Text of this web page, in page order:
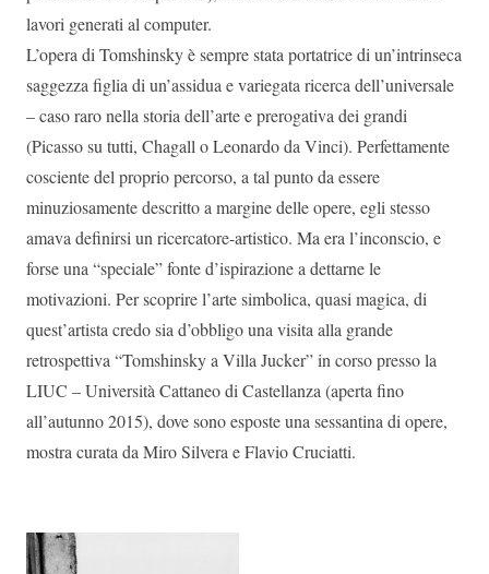
lavori generati al computer.
L’opera di Tomshinsky è sempre stata portatrice di un’intrinseca
saggezza figlia di un’assidua e variegata ricerca dell’universale
– caso raro nella storia dell’arte e prerogativa dei grandi
(Picasso su tutti, Chagall o Leonardo da Vinci). Perfettamente
cosciente del proprio percorso, a tal punto da essere
minuziosamente descritto a margine delle opere, egli stesso
amava definirsi un ricercatore-artistico. Ma era l’inconscio, e
forse una “speciale” fonte d’ispirazione a dettarne le
motivazioni. Per scoprire l’arte simbolica, quasi magica, di
quest’artista credo sia d’obbligo una visita alla grande
retrospettiva “Tomshinsky a Villa Jucker” in corso presso la
LIUC – Università Cattaneo di Castellanza (aperta fino
all’autunno 2015), dove sono esposte una sessantina di opere,
mostra curata da Miro Silvera e Flavio Cruciatti.